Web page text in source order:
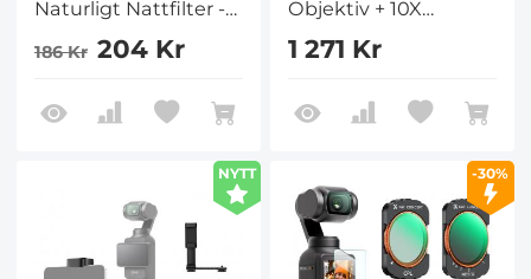
Naturligt Nattfilter -
Ljusföroreningar
Reduceringsfilter för
Stjärnbilder, Optiskt
Mångskiktigt Belagt
186 Kr 204 Kr
Objektiv + 10X
Makroobjektiv +
Vidvinkelobjektiv +
+ CPL + Black Mist 1/4,
Multibelagd / Optiskt
Glas + 6st
Kameraskärmskydd
1 271 Kr
NYTT -30%